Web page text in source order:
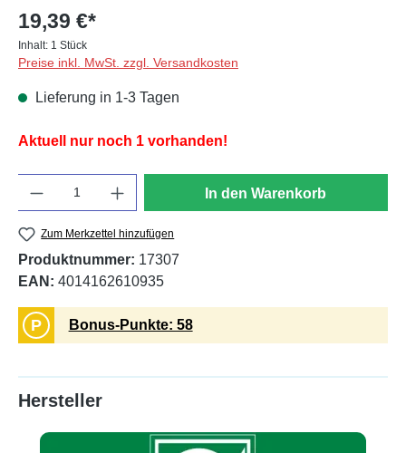
19,39 €*
Inhalt: 1 Stück
Preise inkl. MwSt. zzgl. Versandkosten
Lieferung in 1-3 Tagen
Aktuell nur noch 1 vorhanden!
In den Warenkorb
Zum Merkzettel hinzufügen
Produktnummer: 17307
EAN: 4014162610935
P Bonus-Punkte: 58
Hersteller